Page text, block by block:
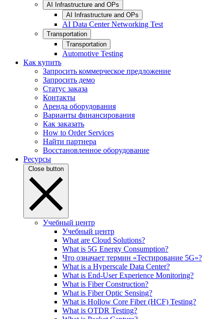
AI Infrastructure and OPs
AI Infrastructure and OPs
AI Data Center Networking Test
Transportation
Transportation
Automotive Testing
Как купить
Запросить коммерческое предложение
Запросить демо
Статус заказа
Контакты
Аренда оборудования
Варианты финансирования
Как заказать
How to Order Services
Найти партнера
Восстановленное оборудование
Ресурсы
Close button
Учебный центр
Учебный центр
What are Cloud Solutions?
What is 5G Energy Consumption?
Что означает термин «Тестирование 5G»?
What is a Hyperscale Data Center?
What is End-User Experience Monitoring?
What is Fiber Construction?
What is Fiber Optic Sensing?
What is Hollow Core Fiber (HCF) Testing?
What is OTDR Testing?